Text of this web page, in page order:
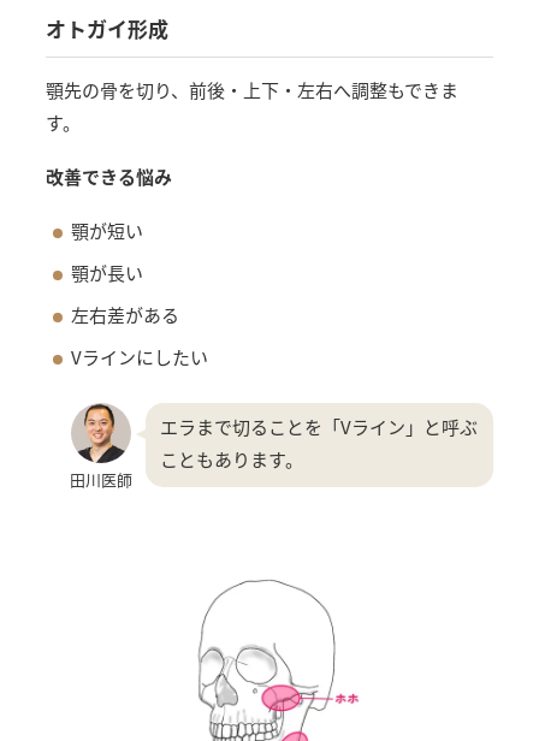
オトガイ形成
顎先の骨を切り、前後・上下・左右へ調整もできま
す。
改善できる悩み
顎が短い
顎が長い
左右差がある
Vラインにしたい
田川医師
エラまで切ることを「Vライン」と呼ぶ
こともあります。